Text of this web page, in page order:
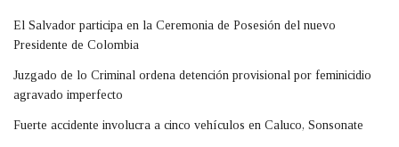
El Salvador participa en la Ceremonia de Posesión del nuevo
Presidente de Colombia
Juzgado de lo Criminal ordena detención provisional por feminicidio
agravado imperfecto
Fuerte accidente involucra a cinco vehículos en Caluco, Sonsonate